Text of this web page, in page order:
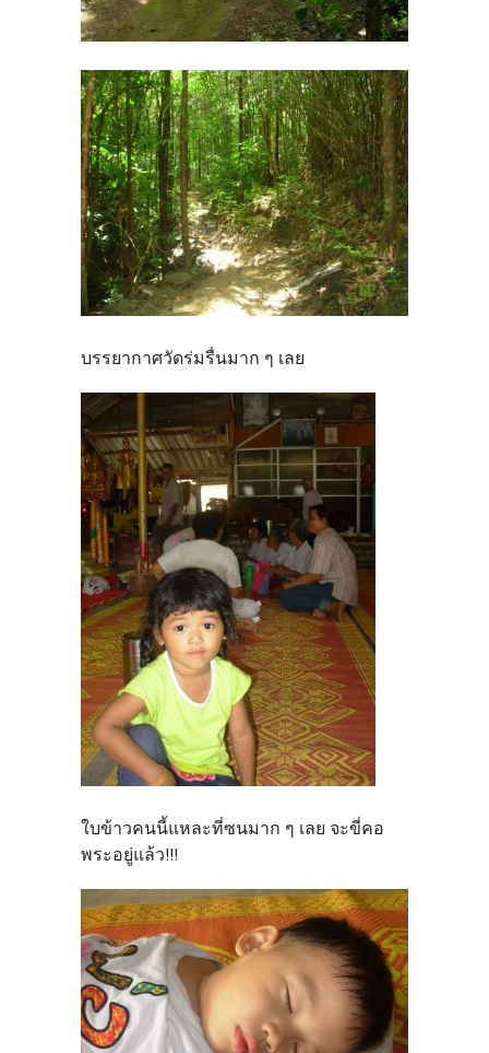
บรรยากาศวัดร่มรื่นมาก ๆ เลย
ใบข้าวคนนี้แหละที่ซนมาก ๆ เลย จะขี่คอ
พระอยู่แล้ว!!!